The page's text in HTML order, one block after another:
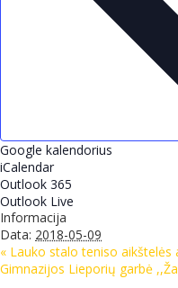
Google kalendorius
iCalendar
Outlook 365
Outlook Live
Informacija
Data: 2018-05-09
« Lauko stalo teniso aikštelės
Gimnazijos Lieporių garbė